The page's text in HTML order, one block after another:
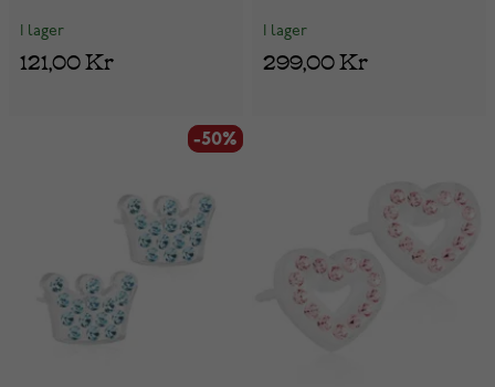
I lager
121,00 Kr
I lager
299,00 Kr
-50%
-50%